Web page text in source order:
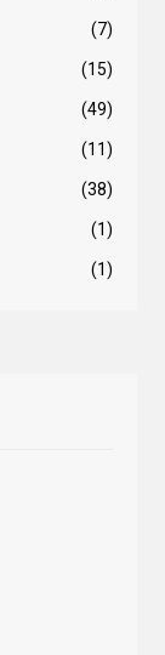
(7)
(15)
(49)
(11)
(38)
(1)
(1)